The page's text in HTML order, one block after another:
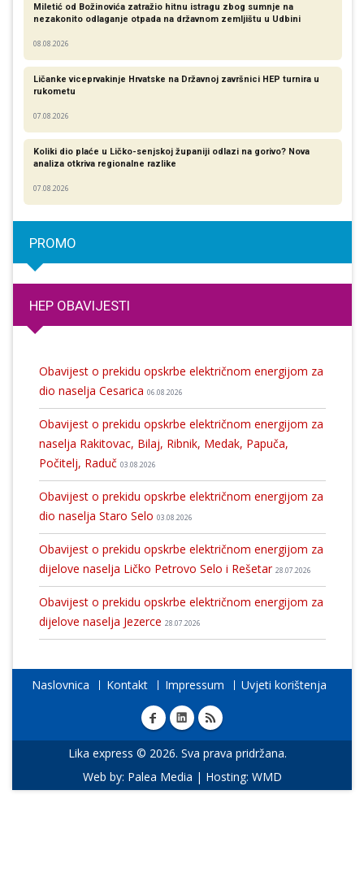
Miletić od Božinovića zatražio hitnu istragu zbog sumnje na
nezakonito odlaganje otpada na državnom zemljištu u Udbini
08.08.2026
Ličanke viceprvakinje Hrvatske na Državnoj završnici HEP turnira u
rukometu
07.08.2026
Koliki dio plaće u Ličko-senjskoj županiji odlazi na gorivo? Nova
analiza otkriva regionalne razlike​
07.08.2026
PROMO
HEP OBAVIJESTI
Obavijest o prekidu opskrbe električnom energijom za
dio naselja Cesarica 06.08.2026
Obavijest o prekidu opskrbe električnom energijom za
naselja Rakitovac, Bilaj, Ribnik, Medak, Papuča,
Počitelj, Raduč 03.08.2026
Obavijest o prekidu opskrbe električnom energijom za
dio naselja Staro Selo 03.08.2026
Obavijest o prekidu opskrbe električnom energijom za
dijelove naselja Ličko Petrovo Selo i Rešetar 28.07.2026
Obavijest o prekidu opskrbe električnom energijom za
dijelove naselja Jezerce 28.07.2026
Naslovnica Kontakt Impressum Uvjeti korištenja
Lika express © 2026. Sva prava pridržana.
Web by: Palea Media | Hosting: WMD